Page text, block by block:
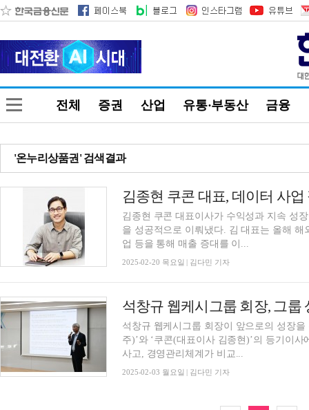
전체 증권 산업 유통·부동산 금융
'온누리상품권' 검색결과
김종현 쿠콘 대표이사가 수익성과 지속 성
을 성공적으로 이뤄냈다. 김 대표는 올해
업 등을 통해 매출 증대를 이...
2025-02-20 목요일 | 김다민 기자
석창규 웹케시그룹 회장, 그룹
석창규 웹케시그룹 회장이 앞으로의 성장
주)’와 ‘쿠콘(대표이사 김종현)’의 등기이
사고, 경영관리체계가 비교...
2025-02-03 월요일 | 김다민 기자